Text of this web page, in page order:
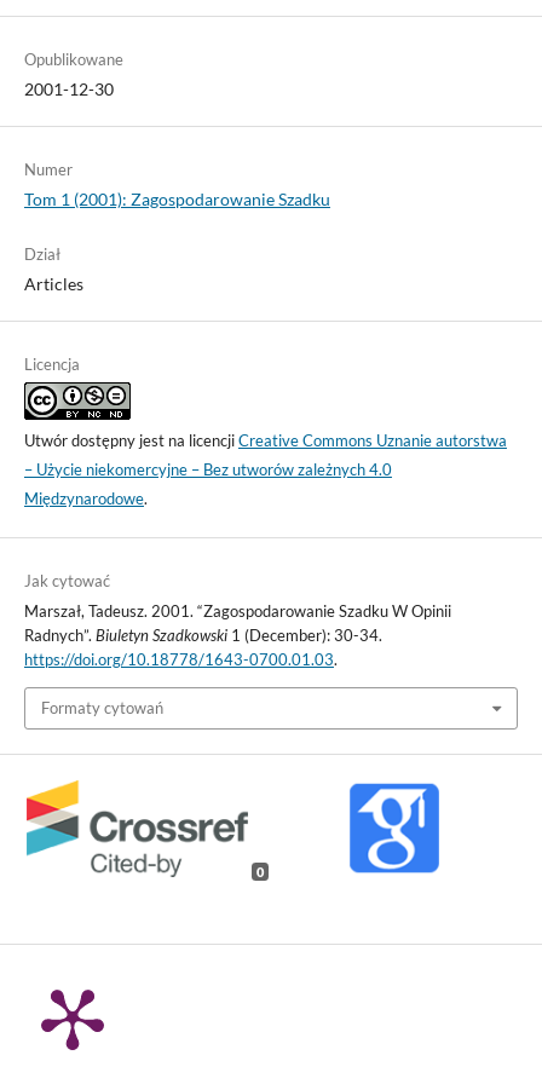
Opublikowane
2001-12-30
Numer
Tom 1 (2001): Zagospodarowanie Szadku
Dział
Articles
Licencja
Utwór dostępny jest na licencjiCreative Commons Uznanie autorstwa
– Użycie niekomercyjne – Bez utworów zależnych 4.0
Międzynarodowe.
Jak cytować
Marszał, Tadeusz. 2001. “Zagospodarowanie Szadku W Opinii
Radnych”. Biuletyn Szadkowski1 (December): 30-34.
https://doi.org/10.18778/1643-0700.01.03.
Formaty cytowań
0